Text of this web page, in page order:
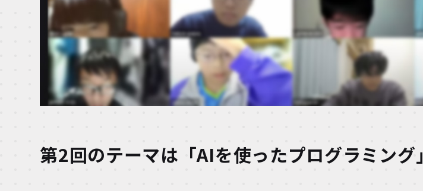
第2回のテーマは「AIを使ったプログラミング」